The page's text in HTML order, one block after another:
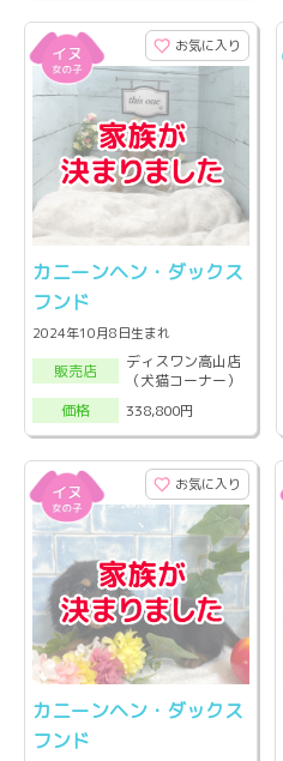
お気に入り
カニーンヘン・ダックス
フンド
2024年10月8日生まれ
販売店
ディスワン高山店
（犬猫コーナー）
価格
338,800円
お気に入り
カニーンヘン・ダックス
フンド